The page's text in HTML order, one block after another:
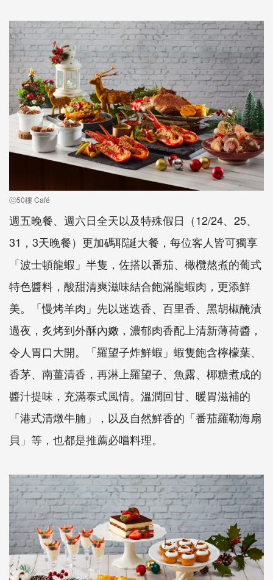
ⓒ50樓 Café
週五晚餐、週六日全天以及特殊假日（12/24、25、
31，3天晚餐）更加碼耶誕大餐，每位客人皆可獨享
「波士頓龍蝦」半隻，佐搭以番茄、橄欖熬煮的葡式
特色醬料，酸甜清爽滋味結合飽滿龍蝦肉，更添鮮
美。「慢烤羊肉」先以迷迭香、百里香、黑胡椒醃漬
過夜，炙烤到外酥內嫩，濃郁肉香配上清新薄荷醬，
令人胃口大開。「羅望子炸鮮蝦」蝦隻飽含檸檬葉、
香茅、南薑清香，再淋上羅望子、魚露、椰糖煮成的
醬汁提味，充滿泰式風情。溫潤回甘、暖胃滋補的
「港式清燉牛腩」，以及自然鮮香的「番茄羅勒海扇
貝」等，也都是推薦必嚐料理。